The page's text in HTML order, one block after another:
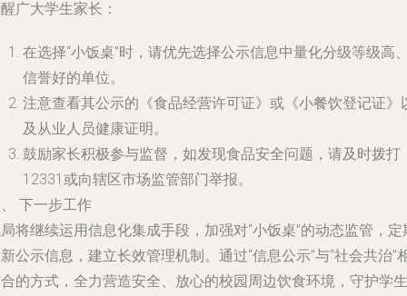
广大学生家长：
在选择“小饭桌”时，请优先选择公示信息中量化分级等级高
信誉好的单位。
注意查看其公示的《食品经营许可证》或《小餐饮登记证》
及从业人员健康证明。
鼓励家长积极参与监督，如发现食品安全问题，请及时拨打
12331或向辖区市场监管部门举报。
下一步工作
将继续运用信息化集成手段，加强对“小饭桌”的动态监管，定
公示信息，建立长效管理机制。通过“信息公示”与“社会共治”
的方式，全力营造安全、放心的校园周边饮食环境，守护学生